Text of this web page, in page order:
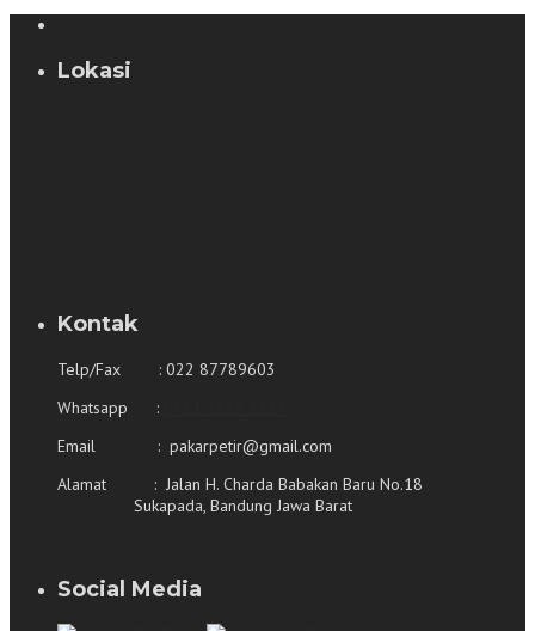
Lokasi
Kontak
Telp/Fax : 022 87789603
Whatsapp :
Email : pakarpetir@gmail.com
Alamat : Jalan H. Charda Babakan Baru No.18
Sukapada, Bandung Jawa Barat
Social Media